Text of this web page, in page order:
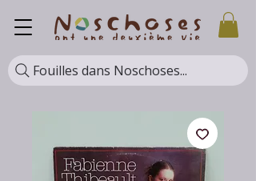
Fouilles dans Noschoses...